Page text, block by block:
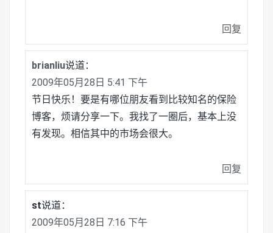
回复
brianliu说道：
2009年05月28日 5:41 下午
节日快乐！要是有哪位朋友看到比较知名的保险
博客，烦请分享一下。我找了一圈后，基本上没
有发现。相信其中的市场会很大。
回复
st说道：
2009年05月28日 7:16 下午